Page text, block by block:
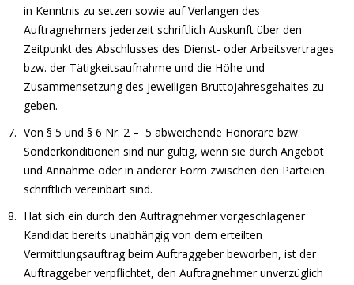
in Kenntnis zu setzen sowie auf Verlangen des
Auftragnehmers jederzeit schriftlich Auskunft über den
Zeitpunkt des Abschlusses des Dienst- oder Arbeitsvertrages
bzw. der Tätigkeitsaufnahme und die Höhe und
Zusammensetzung des jeweiligen Bruttojahresgehaltes zu
geben.
Von § 5 und § 6 Nr. 2 – 5 abweichende Honorare bzw.
Sonderkonditionen sind nur gültig, wenn sie durch Angebot
und Annahme oder in anderer Form zwischen den Parteien
schriftlich vereinbart sind.
Hat sich ein durch den Auftragnehmer vorgeschlagener
Kandidat bereits unabhängig von dem erteilten
Vermittlungsauftrag beim Auftraggeber beworben, ist der
Auftraggeber verpflichtet, den Auftragnehmer unverzüglich